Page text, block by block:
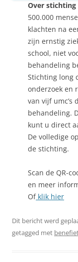
Over stichting
500.000
klachten na
zijn ernstig
school, niet
behandeling
Stichting long
onderzoek en
van vijf umc’s
behandeling.
kunt u direct
De volledige
de stichting.
Scan de QR-
en meer
Ofklik hier
Dit bericht werd
getagged met